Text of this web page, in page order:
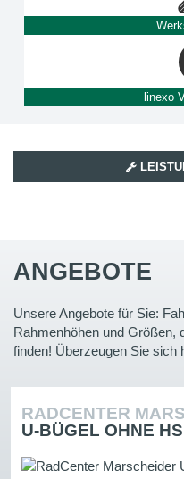
linexo
ANGEBOTE
Unsere Angebote für Sie:
Rahmenhöhen und Größen,
finden! Überzeugen Sie sich
RADCENTER
U-BÜGEL OHNE